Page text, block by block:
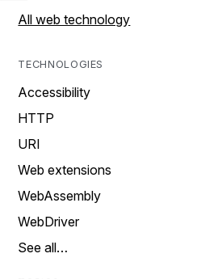
All web technology
TECHNOLOGIES
Accessibility
HTTP
URI
Web extensions
WebAssembly
WebDriver
See all…